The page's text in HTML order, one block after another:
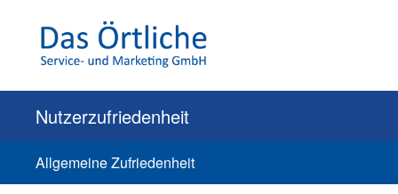
Nutzerzufriedenheit
Allgemeine Zufriedenheit